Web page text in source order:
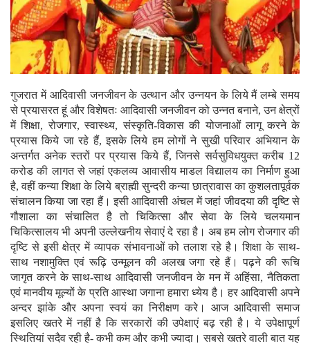
गुजरात में आदिवासी जनजीवन के उत्थान और उन्नयन के लिये मैं लम्बे समय
से प्रयासरत हूं और विशेषतः आदिवासी जनजीवन को उन्नत बनाने, उन क्षेत्रों
में शिक्षा, रोजगार, स्वास्थ्य, संस्कृति-विकास की योजनाओं लागू करने के
प्रयास किये जा रहे हैं, इसके लिये हम लोगों ने सुखी परिवार अभियान के
अन्तर्गत अनेक स्तरों पर प्रयास किये हैं, जिनसे सर्वसुविधयुक्त करीब 12
करोड की लागत से जहां एकलव्य आवासीय माडल विद्यालय का निर्माण हुआ
है, वहीं कन्या शिक्षा के लिये ब्राह्मी सुन्दरी कन्या छात्रावास का कुशलतापूर्वक
संचालन किया जा रहा हैं। इसी आदिवासी अंचल में जहां जीवदया की दृष्टि से
गौशाला का संचालित है तो चिकित्सा और सेवा के लिये चलयमान
चिकित्सालय भी अपनी उल्लेखनीय सेवाएं दे रहा है। अब हम लोग रोजगार की
दृष्टि से इसी क्षेत्र में व्यापक संभावनाओं को तलाश रहे है। शिक्षा के साथ-
साथ नशामुक्ति एवं रूढ़ि उन्मूलन की अलख जगा रहे हैं। पढ़ने की रूचि
जागृत करने के साथ-साथ आदिवासी जनजीवन के मन में अहिंसा, नैतिकता
एवं मानवीय मूल्यों के प्रति आस्था जगाना हमारा ध्येय है। हर आदिवासी अपने
अन्दर झांके और अपना स्वयं का निरीक्षण करे। आज आदिवासी समाज
इसलिए खतरे में नहीं है कि सरकारों की उपेक्षाएं बढ़ रही है। ये उपेक्षापूर्ण
स्थितियां सदैव रही है- कभी कम और कभी ज्यादा। सबसे खतरे वाली बात यह